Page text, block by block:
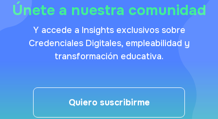
Únete a nuestra comunidad
Y accede a Insights exclusivos sobre
Credenciales Digitales, empleabilidad y
transformación educativa.
Quiero suscribirme